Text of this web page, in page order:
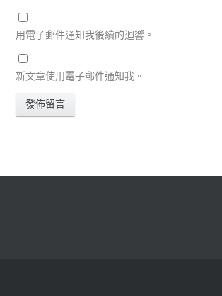
用電子郵件通知我後續的迴響。
新文章使用電子郵件通知我。